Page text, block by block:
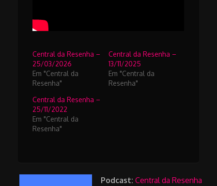
Central da Resenha –
25/03/2026
Em "Central da
Resenha"
Central da Resenha –
13/11/2025
Em "Central da
Resenha"
Central da Resenha –
25/11/2022
Em "Central da
Resenha"
Podcast: Central da Resenha